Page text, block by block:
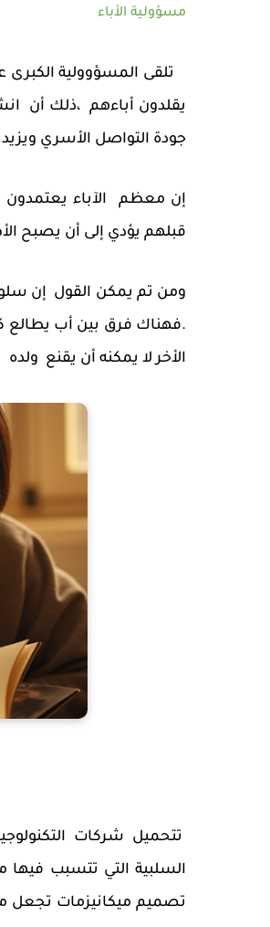
مسؤولية الأباء
تلقى المسؤوولية الكبرى
يقلدون أباءهم ،ذلك أن
جودة التواصل الأسري ويزيد
إن معظم الآباء يعتمدون
قبلهم يؤدي إلى أن يصبح
ومن تم يمكن القول إن سلوك
.فهناك فرق بين أب يطالع
الأخر لا يمكنه أن يقنع
تتحميل شركات
السلبية التي تتسبب
تصميم ميكانيزمات